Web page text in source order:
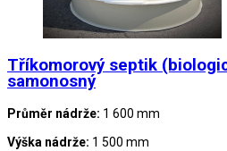
Tříkomorový septik
samonosný
Průměr nádrže: 1 600 mm
Výška nádrže: 1 500 mm